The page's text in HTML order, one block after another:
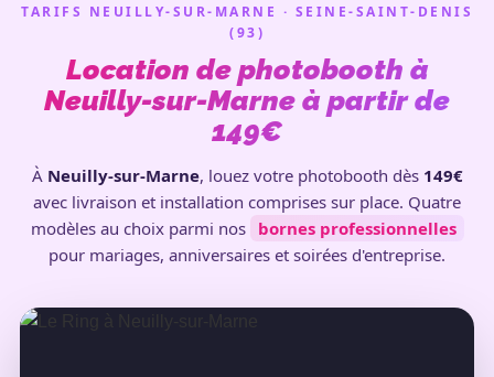
TARIFS NEUILLY-SUR-MARNE · SEINE-SAINT-DENIS
(93)
Location de photobooth à
Neuilly-sur-Marne à partir de
149€
À Neuilly-sur-Marne, louez votre photobooth dès 149€
avec livraison et installation comprises sur place. Quatre
modèles au choix parmi nos bornes professionnelles
pour mariages, anniversaires et soirées d'entreprise.